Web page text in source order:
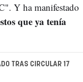
Y ha manifestado
que ya tenía
TRAS CIRCULAR 17